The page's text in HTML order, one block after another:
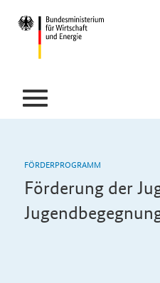
FÖRDERPROGRAMM
Förderung der